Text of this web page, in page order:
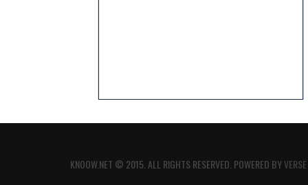
KNOOW.NET © 2015. ALL RIGHTS RESERVED. POWERED BYVERSE